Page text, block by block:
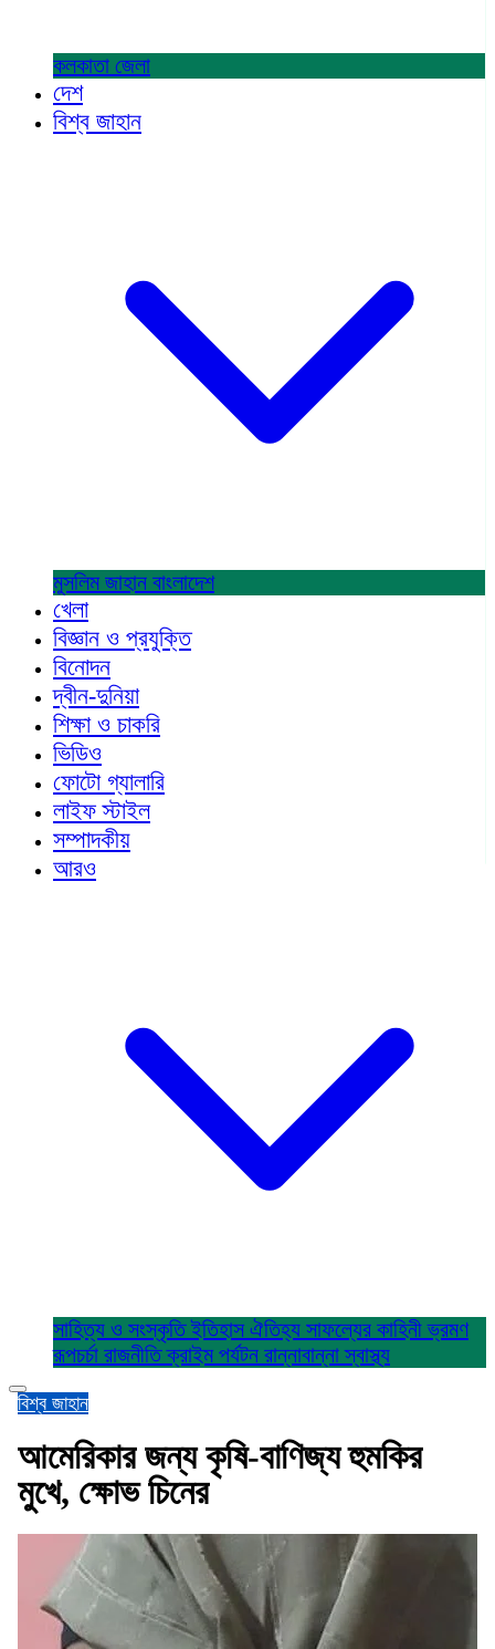
কলকাতা জেলা
দেশ
বিশ্ব জাহান
মুসলিম জাহান বাংলাদেশ
খেলা
বিজ্ঞান ও প্রযুক্তি
বিনোদন
দ্বীন-দুনিয়া
শিক্ষা ও চাকরি
ভিডিও
ফোটো গ্যালারি
লাইফ স্টাইল
সম্পাদকীয়
আরও
সাহিত্য ও সংস্কৃতিইতিহাস ঐতিহ্য সাফল্যের কাহিনীভ্রমণ
রূপচর্চা রাজনীতিক্রাইম পর্যটন রান্নাবান্নাস্বাস্থ্য
বিশ্ব জাহান
আমেরিকার জন্য কৃষি-বাণিজ্য হুমকির
মুখে, ক্ষোভ চিনের